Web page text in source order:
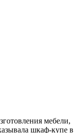
мебели,
шкаф-купе в